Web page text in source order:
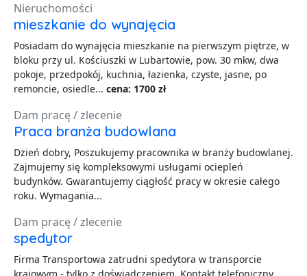
Nieruchomości
mieszkanie do wynajęcia
Posiadam do wynajęcia mieszkanie na pierwszym piętrze, w
bloku przy ul. Kościuszki w Lubartowie, pow. 30 mkw, dwa
pokoje, przedpokój, kuchnia, łazienka, czyste, jasne, po
remoncie, osiedle... cena: 1700 zł
Dam pracę / zlecenie
Praca branża budowlana
Dzień dobry, Poszukujemy pracownika w branży budowlanej.
Zajmujemy się kompleksowymi usługami ociepleń
budynków. Gwarantujemy ciągłość pracy w okresie całego
roku. Wymagania...
Dam pracę / zlecenie
spedytor
Firma Transportowa zatrudni spedytora w transporcie